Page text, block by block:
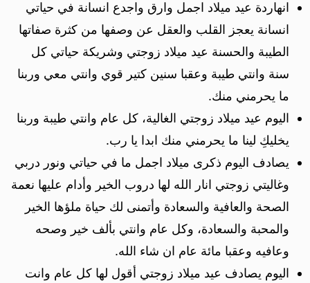
انهاردة عيد ميلاد اجمل وارق واجدع انسانة في حياتي
انسانة يعجز القلب والعقل عن وصفها من كثرة صفاتها
الطيبة والحسنة عيد ميلاد زوجتي وشريكة حياتي كل
سنة وانتي طيبة وعقبا سنين كتير قوي وانتي معي وربنا
ما يحرمني منك.
اليوم عيد ميلاد زوجتي الغالية، كل عام وانتي طيبة وربنا
يخليكِ لينا ما يحرمني منك ابدا يا رب.
يصادف اليوم ذكرى ميلاد اجمل ما في حياتي ونور دربي
وغاليتي زوجتي انار الله لها دروب الخير وأدام عليها نعمة
الصحة والعافية والسعادة وأتمنى لك حياة ملؤها الخير
والمحبة والسعادة، وكل عام وانتي بألف خير وصحه
وعافيه وعقبا مائة عام ان شاء الله.
اليوم يصادف عيد ميلاد زوجتي أقول لها كل عام وانت